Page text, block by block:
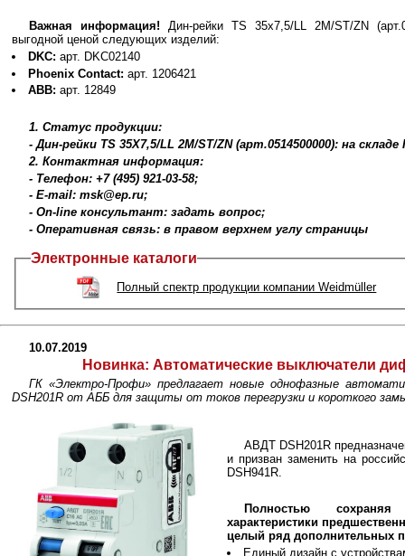
Важная информация! Дин-рейки TS 35х7,5/LL 2M/ST/ZN
выгодной ценой следующих изделий:
DKC: арт. DKC02140
Phoenix Contact: арт. 1206421
ABB: арт. 12849
1. Статус продукции:
- Дин-рейки TS 35X7,5/LL 2M/ST/ZN (арт.0514500000): на
2. Контактная информация:
- Телефон: +7 (495) 921-03-58;
- E-mail: msk@ep.ru;
- On-line консультант: задать вопрос;
- Оперативная связь: в правом верхнем углу страницы
Электронные каталоги
Полный спектр продукции компании Weidmüller
10.07.2019
Новинка: Автоматические выключатели
ГК «Электро-Профи» предлагает новые однофазные
DSH201R от АББ для защиты от токов перегрузки и короткого
АВДТ DSH201R
и призван заменить на
DSH941R.
Полностью
характеристики
целый ряд дополнительных
Единый дизайн с